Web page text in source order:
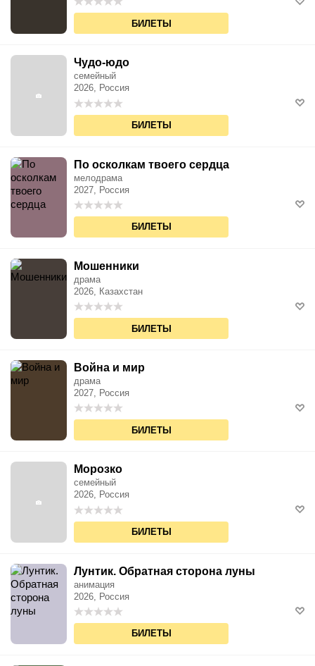
БИЛЕТЫ
Чудо-юдо
семейный
2026, Россия
БИЛЕТЫ
По осколкам твоего сердца
мелодрама
2027, Россия
БИЛЕТЫ
Мошенники
драма
2026, Казахстан
БИЛЕТЫ
Война и мир
драма
2027, Россия
БИЛЕТЫ
Морозко
семейный
2026, Россия
БИЛЕТЫ
Лунтик. Обратная сторона луны
анимация
2026, Россия
БИЛЕТЫ